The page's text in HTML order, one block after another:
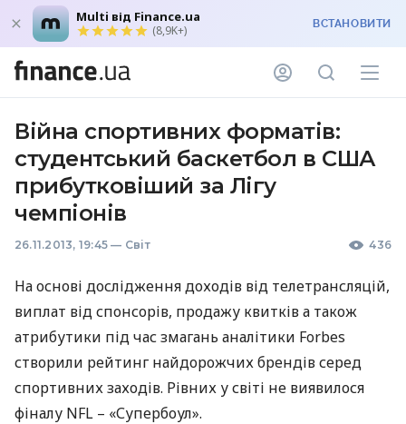
Multi від Finance.ua
(8,9K+) ВСТАНОВИТИ
Війна спортивних форматів:
студентський баскетбол в США
прибутковіший за Лігу
чемпіонів
26.11.2013, 19:45 — Світ 436
На основі дослідження доходів від телетрансляцій,
виплат від спонсорів, продажу квитків а також
атрибутики під час змагань аналітики Forbes
створили рейтинг найдорожчих брендів серед
спортивних заходів. Рівних у світі не виявилося
фіналу NFL – «Супербоул».